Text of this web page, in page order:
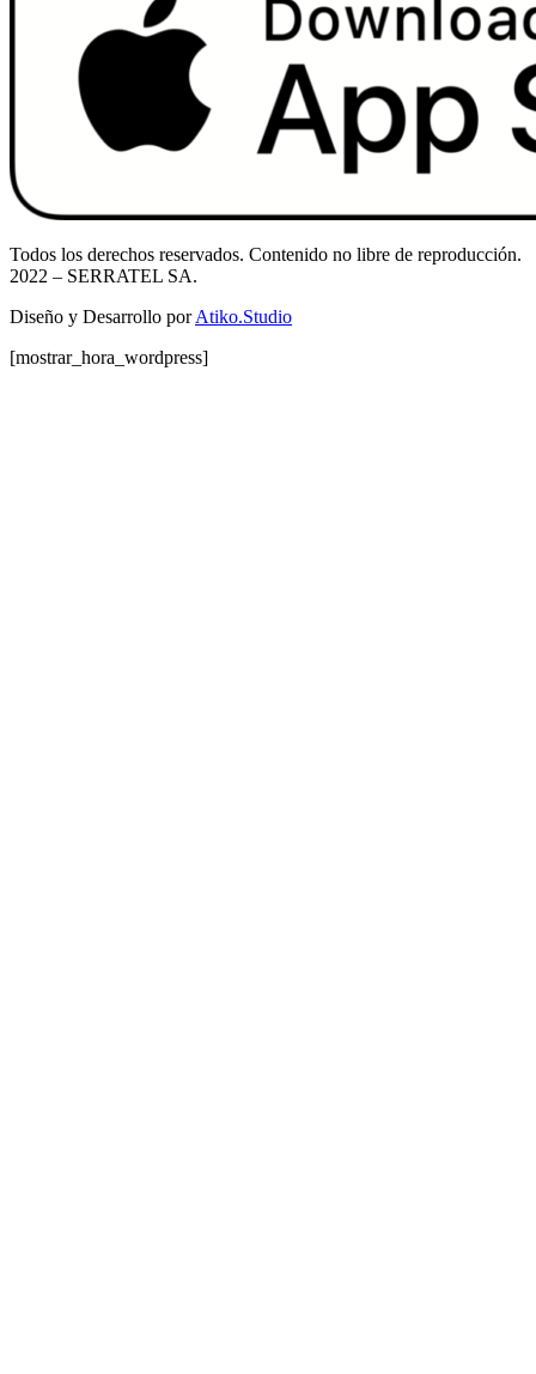
Todos los derechos reservados. Contenido no libre de reproducción.
2022 – SERRATEL SA.
Diseño y Desarrollo porAtiko.Studio
[mostrar_hora_wordpress]